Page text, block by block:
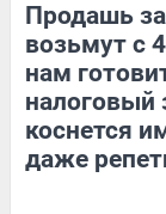
Продашь
возьмут с
нам
налоговый
коснется
даже